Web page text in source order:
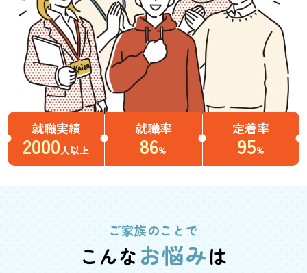
就職実績
2000人以上
就職率
86%
定着率
95%
ご家族のことで
こんな お悩みは